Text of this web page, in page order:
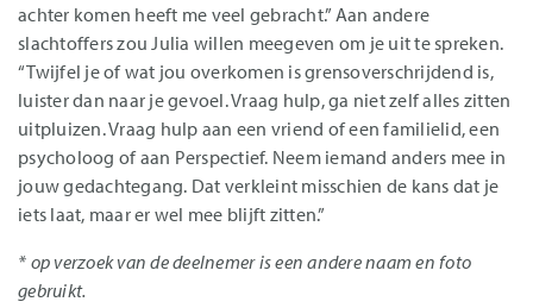
achter komen heeft me veel gebracht.” Aan andere
slachtoffers zou Julia willen meegeven om je uit te spreken.
“Twijfel je of wat jou overkomen is grensoverschrijdend is,
luister dan naar je gevoel. Vraag hulp, ga niet zelf alles zitten
uitpluizen. Vraag hulp aan een vriend of een familielid, een
psycholoog of aan Perspectief. Neem iemand anders mee in
jouw gedachtegang. Dat verkleint misschien de kans dat je
iets laat, maar er wel mee blijft zitten.”
* op verzoek van de deelnemer is een andere naam en foto
gebruikt.